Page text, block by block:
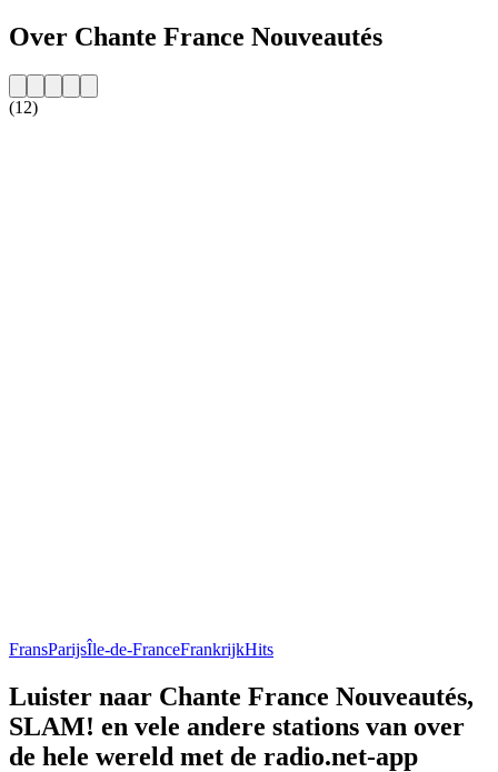
Over Chante France Nouveautés
(12)
FransParijsÎle-de-FranceFrankrijkHits
Luister naar Chante France Nouveautés,
SLAM! en vele andere stations van over
de hele wereld met de radio.net-app